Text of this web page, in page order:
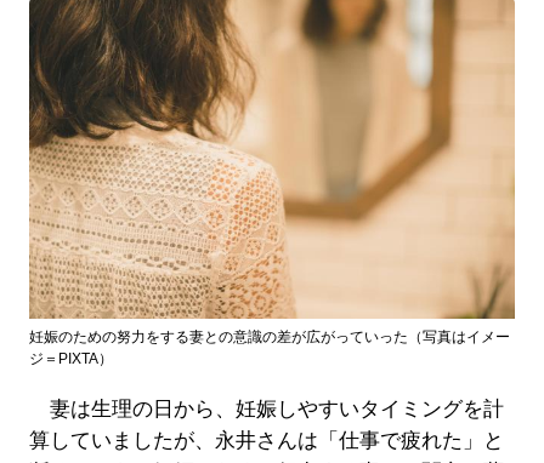
妊娠のための努力をする妻との意識の差が広がっていった（写真はイメー
ジ＝PIXTA）
妻は生理の日から、妊娠しやすいタイミングを計
算していましたが、永井さんは「仕事で疲れた」と